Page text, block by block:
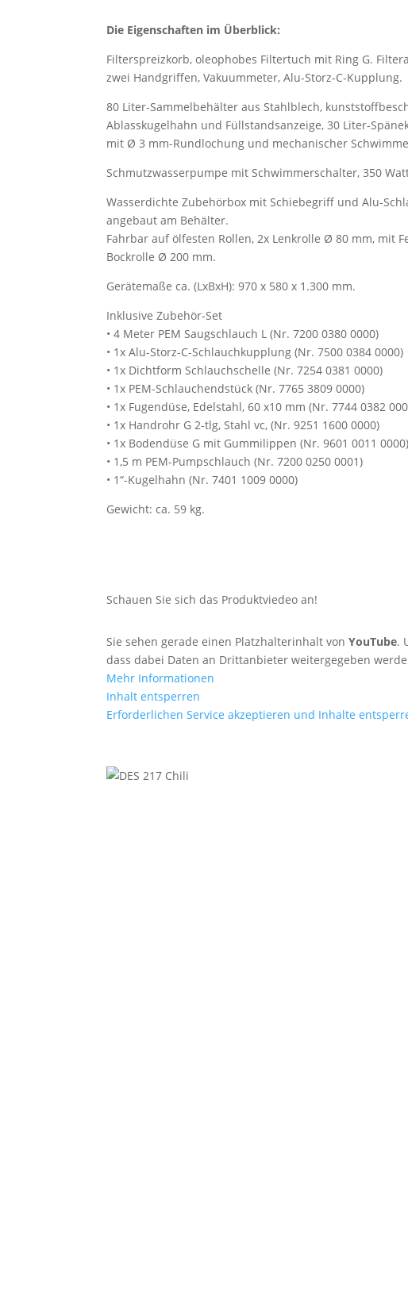
Die Eigenschaften im Überblick:
Filterspreizkorb, oleophobes Filtertuch mit Ring G.
zwei Handgriffen, Vakuummeter, Alu-Storz-C-Kupplung.
80 Liter-Sammelbehälter aus Stahlblech,
Ablasskugelhahn und Füllstandsanzeige, 30 Liter-
mit Ø 3 mm-Rundlochung und mechanischer
Schmutzwasserpumpe mit Schwimmerschalter, 350
Wasserdichte Zubehörbox mit Schiebegriff und Alu-
angebaut am Behälter.
Fahrbar auf ölfesten Rollen, 2x Lenkrolle Ø 80 mm, mit
Bockrolle Ø 200 mm.
Gerätemaße ca. (LxBxH): 970 x 580 x 1.300 mm.
Inklusive Zubehör-Set
• 4 Meter PEM Saugschlauch L (Nr. 7200 0380 0000)
• 1x Alu-Storz-C-Schlauchkupplung (Nr. 7500 0384 0000)
• 1x Dichtform Schlauchschelle (Nr. 7254 0381 0000)
• 1x PEM-Schlauchendstück (Nr. 7765 3809 0000)
• 1x Fugendüse, Edelstahl, 60 x10 mm (Nr. 7744 0382
• 1x Handrohr G 2-tlg, Stahl vc, (Nr. 9251 1600 0000)
• 1x Bodendüse G mit Gummilippen (Nr. 9601 0011 0000)
• 1,5 m PEM-Pumpschlauch (Nr. 7200 0250 0001)
• 1“-Kugelhahn (Nr. 7401 1009 0000)
Gewicht: ca. 59 kg.
Schauen Sie sich das Produktviedeo an!
Sie sehen gerade einen Platzhalterinhalt vonYouTube.
dass dabei Daten an Drittanbieter weitergegeben
Mehr Informationen
Inhalt entsperren
Erforderlichen Service akzeptieren und Inhalte